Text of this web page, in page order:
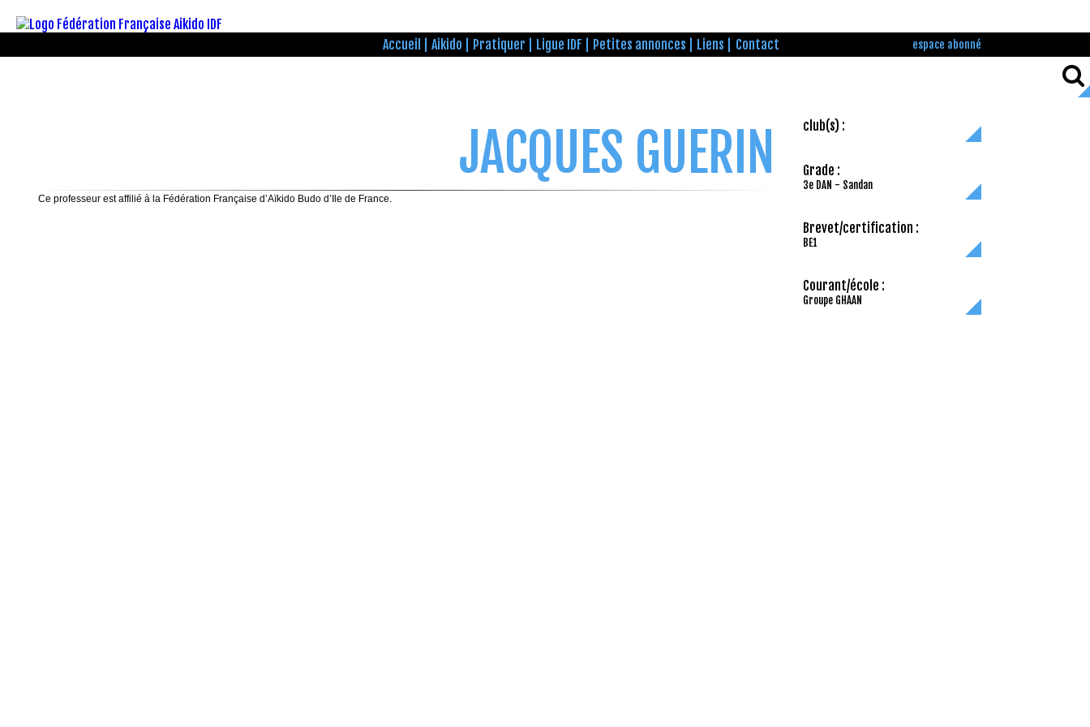
Accueil Aikido Pratiquer Ligue IDF Petites annonces Liens Contact espace abonné
club(s) :
Grade :
3e DAN - Sandan
Brevet/certification :
BE1
Courant/école :
Groupe GHAAN
JACQUES GUERIN
Ce professeur est affilié à la Fédération Française d’Aïkido Budo d’Ile de France.